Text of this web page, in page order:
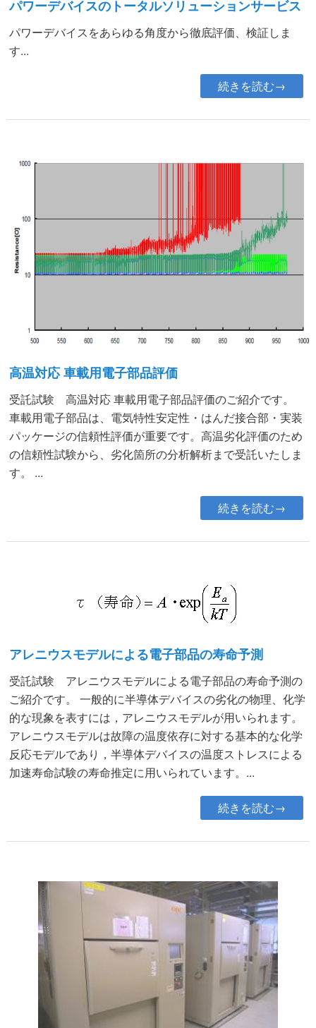
パワーデバイスのトータルソリューションサービス
パワーデバイスをあらゆる角度から徹底評価、検証しま
す...
続きを読む→
高温対応 車載用電子部品評価
受託試験 高温対応 車載用電子部品評価のご紹介です。
車載用電子部品は、電気特性安定性・はんだ接合部・実装
パッケージの信頼性評価が重要です。高温劣化評価のため
の信頼性試験から、劣化箇所の分析解析まで受託いたしま
す。 ...
続きを読む→
アレニウスモデルによる電子部品の寿命予測
受託試験 アレニウスモデルによる電子部品の寿命予測の
ご紹介です。 一般的に半導体デバイスの劣化の物理、化学
的な現象を表すには，アレニウスモデルが用いられます。
アレニウスモデルは故障の温度依存に対する基本的な化学
反応モデルであり，半導体デバイスの温度ストレスによる
加速寿命試験の寿命推定に用いられています。...
続きを読む→